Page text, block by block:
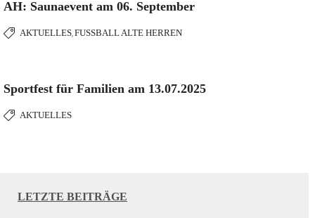
AH: Saunaevent am 06. September
AKTUELLES, FUSSBALL ALTE HERREN
Sportfest für Familien am 13.07.2025
AKTUELLES
LETZTE BEITRÄGE